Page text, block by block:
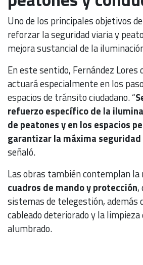
Uno de los principales objetivos
reforzar la seguridad viaria y
mejora sustancial de la
En este sentido, Fernández Lores
actuará especialmente en los
espacios de tránsito ciudadano. “
refuerzo específico de la
de peatones y en los espacios
garantizar la máxima
señaló.
Las obras también contemplan la
cuadros de mando y protección,
sistemas de telegestión, además
cableado deteriorado y la limpieza
alumbrado.